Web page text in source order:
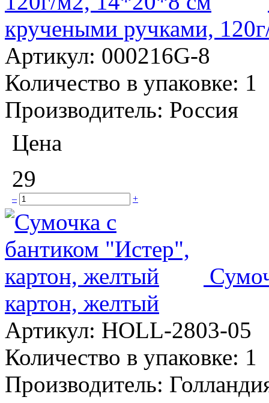
кручеными ручками,
Артикул: 000216G-8
Количество в упаковке: 1
Производитель: Россия
Цена
29
– +
картон, желтый
Артикул: HOLL-2803-05
Количество в упаковке: 1
Производитель: